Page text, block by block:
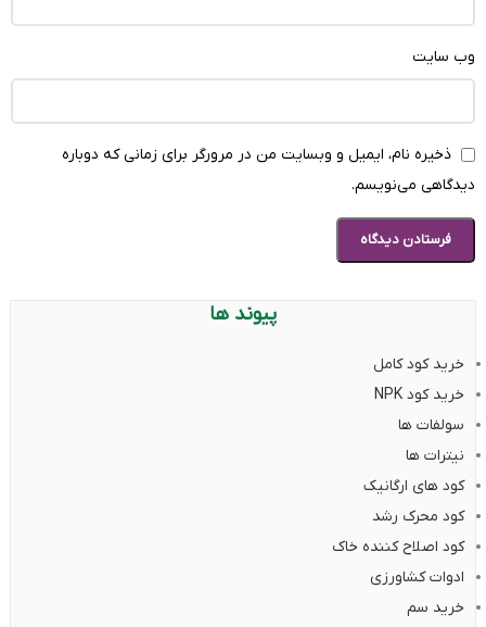
وب‌ سایت
ذخیره نام، ایمیل و وبسایت من در مرورگر برای زمانی که دوباره
دیدگاهی می‌نویسم.
پیوند ها
خرید کود کامل
خرید کود NPK
سولفات ها
نیترات ها
کود های ارگانیک
کود محرک رشد
کود اصلاح کننده خاک
ادوات کشاورزی
خرید سم